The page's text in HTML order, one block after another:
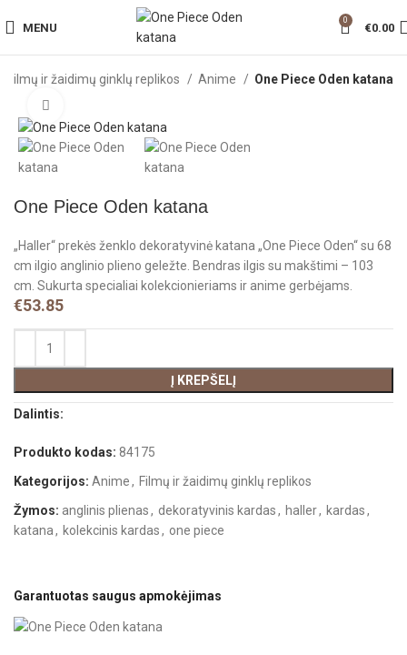
MENU
0
€0.00
Filmų ir žaidimų ginklų replikos Anime One Piece Oden katana
One Piece Oden katana
„Haller“ prekės ženklo dekoratyvinė katana „One Piece Oden“ su 68
cm ilgio anglinio plieno geležte. Bendras ilgis su makštimi – 103
cm. Sukurta specialiai kolekcionieriams ir anime gerbėjams.
€53.85
Į KREPŠELĮ
Dalintis:
Produkto kodas:84175
Kategorijos: Anime, Filmų ir žaidimų ginklų replikos
Žymos: anglinis plienas, dekoratyvinis kardas, haller, kardas,
katana, kolekcinis kardas, one piece
Garantuotas saugus apmokėjimas